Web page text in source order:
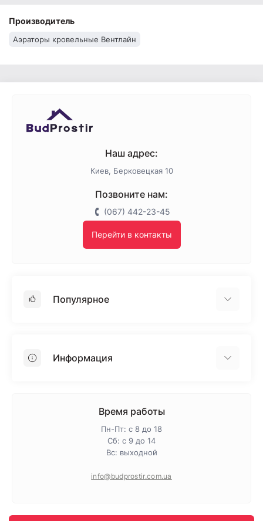
Производитель
Аэраторы кровельные Вентлайн
Наш адрес:
Киев, Берковецкая 10
Позвоните нам:
(067) 442-23-45
Перейти в контакты
Популярное
ПенопластИнформация
Политика конфиденциальности
Время работы
Пн-Пт: с 8 до 18
Сб: с 9 до 14
Вс: выходной
info@budprostir.com.ua